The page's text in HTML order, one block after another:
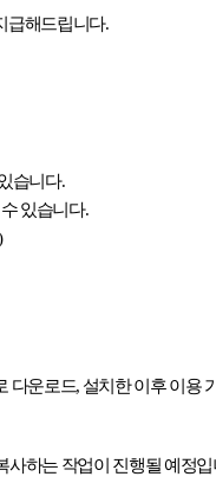
급해드립니다.
습니다.
있습니다.
다운로드, 설치한 이후 이용
사하는 작업이 진행될 예정